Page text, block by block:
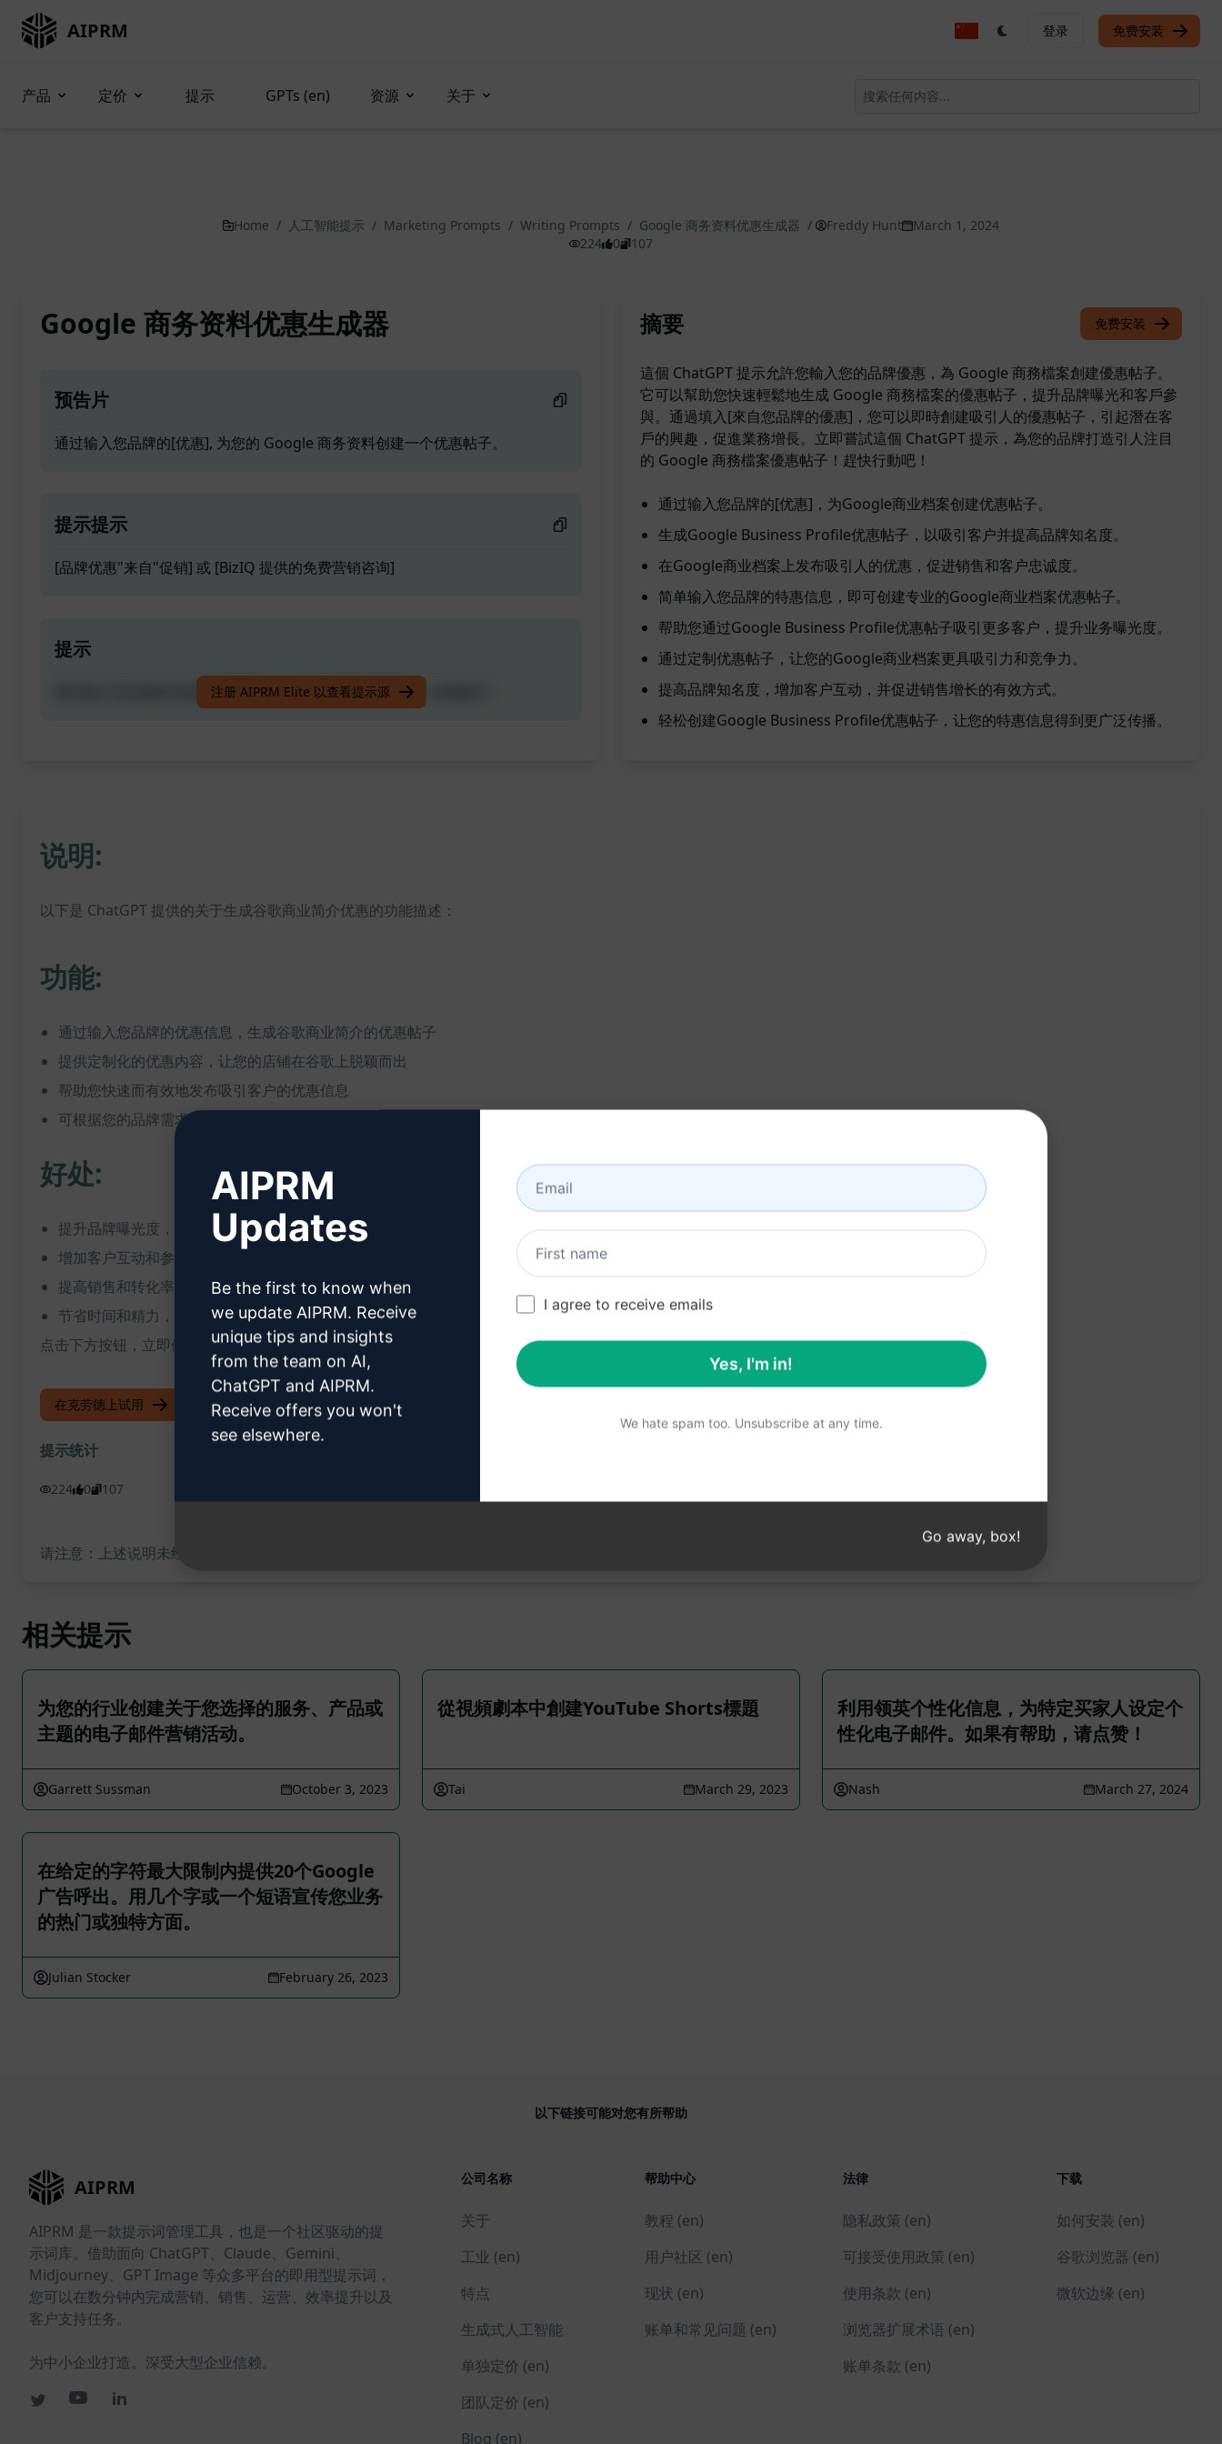
AIPRM 登录 免费安装
产品 定价 提示 GPTs (en) 资源 关于
Home / 人工智能提示 / Marketing Prompts / Writing Prompts / Google 商务资料优惠生成器 / Freddy Hunt
March 1, 2024
224
0 107
Google 商务资料优惠生成器
预告片
通过输入您品牌的[优惠], 为您的 Google 商务资料创建一个优惠帖子。
提示提示
[品牌优惠"来自"促销] 或 [BizIQ 提供的免费营销咨询]
提示
通过输入您品牌的[优惠], 为您的 Google 商务资料创建一个优惠帖子。
注册 AIPRM Elite 以查看提示源
摘要 免费安装
這個 ChatGPT 提示允許您輸入您的品牌優惠，為 Google 商務檔案創建優惠帖子。
它可以幫助您快速輕鬆地生成 Google 商務檔案的優惠帖子，提升品牌曝光和客戶參
與。通過填入[來自您品牌的優惠]，您可以即時創建吸引人的優惠帖子，引起潛在客
戶的興趣，促進業務增長。立即嘗試這個 ChatGPT 提示，為您的品牌打造引人注目
的 Google 商務檔案優惠帖子！趕快行動吧！
通过输入您品牌的[优惠]，为Google商业档案创建优惠帖子。
生成Google Business Profile优惠帖子，以吸引客户并提高品牌知名度。
在Google商业档案上发布吸引人的优惠，促进销售和客户忠诚度。
简单输入您品牌的特惠信息，即可创建专业的Google商业档案优惠帖子。
帮助您通过Google Business Profile优惠帖子吸引更多客户，提升业务曝光度。
通过定制优惠帖子，让您的Google商业档案更具吸引力和竞争力。
提高品牌知名度，增加客户互动，并促进销售增长的有效方式。
轻松创建Google Business Profile优惠帖子，让您的特惠信息得到更广泛传播。
说明:
以下是 ChatGPT 提供的关于生成谷歌商业简介优惠的功能描述：
功能:
通过输入您品牌的优惠信息，生成谷歌商业简介的优惠帖子
提供定制化的优惠内容，让您的店铺在谷歌上脱颖而出
帮助您快速而有效地发布吸引客户的优惠信息
可根据您的品牌需求和目标受众生成个性化的优惠内容
好处:
提升品牌曝光度，吸引更多潜在客户
增加客户互动和参与度
提高销售和转化率
节省时间和精力，一键生成专业而引人注目的优惠帖子
点击下方按钮，立即体验这一功能，并为您的谷歌商业简介创造独特的优惠内容！
在克劳德上试用 试用 ChatGPT
提示统计
224 0 107
请注意：上述说明未经审核，不准确。为了更好地了解将生成的内容，我们建议免费安装 AIPRM 并试用提示。
相关提示
为您的行业创建关于您选择的服务、产品或
主题的电子邮件营销活动。
Garrett Sussman October 3, 2023
從視頻劇本中創建YouTube Shorts標題
Tai March 29, 2023
利用领英个性化信息，为特定买家人设定个
性化电子邮件。如果有帮助，请点赞！
Nash March 27, 2024
在给定的字符最大限制内提供20个Google
广告呼出。用几个字或一个短语宣传您业务
的热门或独特方面。
Julian Stocker February 26, 2023
以下链接可能对您有所帮助
AIPRM
AIPRM 是一款提示词管理工具，也是一个社区驱动的提
示词库。借助面向 ChatGPT、Claude、Gemini、
Midjourney、GPT Image 等众多平台的即用型提示词，
您可以在数分钟内完成营销、销售、运营、效率提升以及
客户支持任务。
为中小企业打造。深受大型企业信赖。
公司名称
关于
工业 (en)
特点
生成式人工智能
单独定价 (en)
团队定价 (en)
Blog (en)
帮助中心
教程 (en)
用户社区 (en)
现状 (en)
账单和常见问题 (en)
法律
隐私政策 (en)
可接受使用政策 (en)
使用条款 (en)
浏览器扩展术语 (en)
账单条款 (en)
下载
如何安装 (en)
谷歌浏览器 (en)
微软边缘 (en)
AIPRM
Updates
Be the first to know when
we update AIPRM. Receive
unique tips and insights
from the team on AI,
ChatGPT and AIPRM.
Receive offers you won't
see elsewhere.
I agree to receive emails
Yes, I'm in!
We hate spam too. Unsubscribe at any time.
Go away, box!